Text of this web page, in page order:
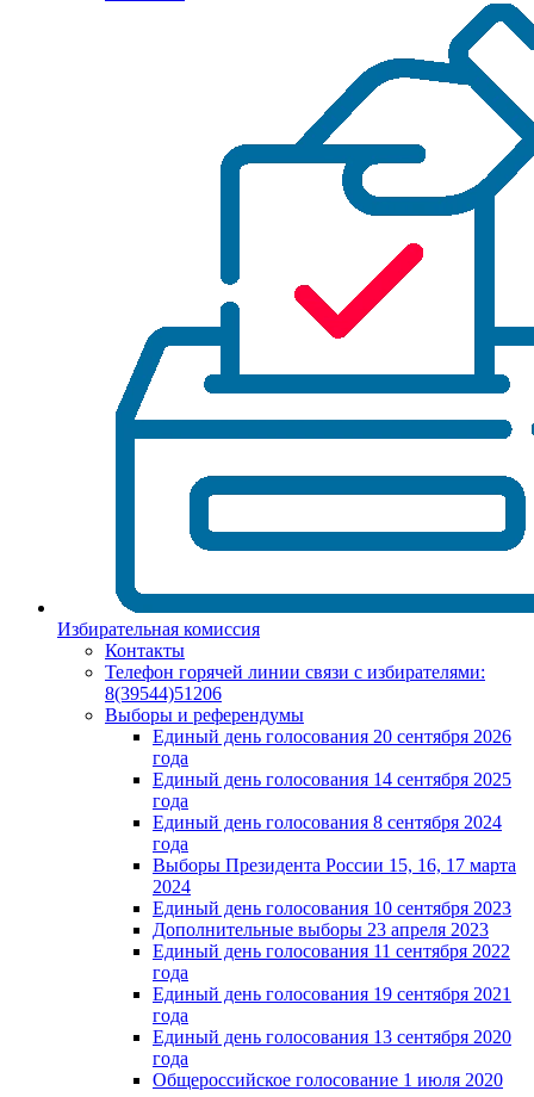
Избирательная комиссия
Контакты
Телефон горячей линии связи с избирателями:
8(39544)51206
Выборы и референдумы
Единый день голосования 20 сентября 2026
года
Единый день голосования 14 сентября 2025
года
Единый день голосования 8 сентября 2024
года
Выборы Президента России 15, 16, 17 марта
2024
Единый день голосования 10 сентября 2023
Дополнительные выборы 23 апреля 2023
Единый день голосования 11 сентября 2022
года
Единый день голосования 19 сентября 2021
года
Единый день голосования 13 сентября 2020
года
Общероссийское голосование 1 июля 2020